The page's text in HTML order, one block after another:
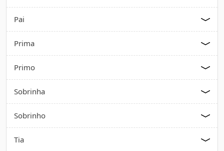
Pai
Prima
Primo
Sobrinha
Sobrinho
Tia